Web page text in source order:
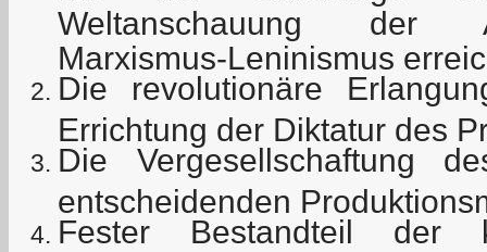
Weltanschauung der
Marxismus-Leninismus
Die revolutionäre
Errichtung der Diktatur des
Die Vergesellschaftung
entscheidenden
Fester Bestandteil der